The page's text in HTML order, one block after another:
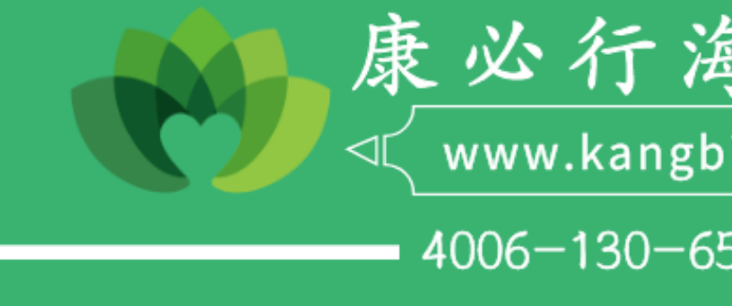
一对一客服专业解答